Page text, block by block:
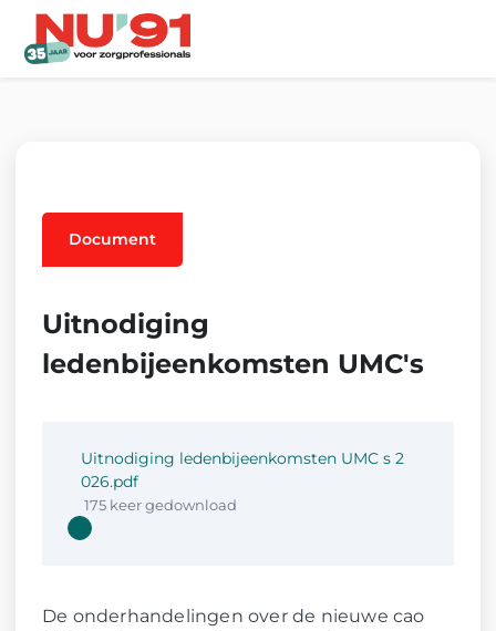
Document
Uitnodiging
ledenbijeenkomsten UMC's
Uitnodiging ledenbijeenkomsten UMC s 2
026.pdf
175 keer gedownload
Download
De onderhandelingen over de nieuwe cao